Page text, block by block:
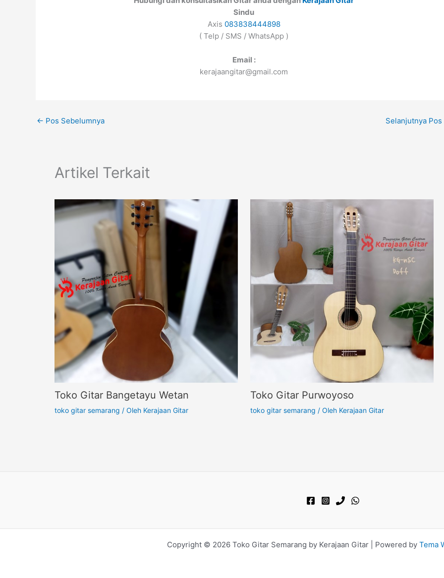
Sindu
Axis 083838444898
( Telp / SMS / WhatsApp )
Email :
kerajaangitar@gmail.com
← Pos Sebelumnya Selanjutnya Pos
Artikel Terkait
Toko Gitar Bangetayu Wetan
toko gitar semarang / Oleh Kerajaan Gitar
Toko Gitar Purwoyoso
toko gitar semarang / Oleh Kerajaan Gitar
Copyright © 2026 Toko Gitar Semarang by Kerajaan Gitar | Powered by Tema